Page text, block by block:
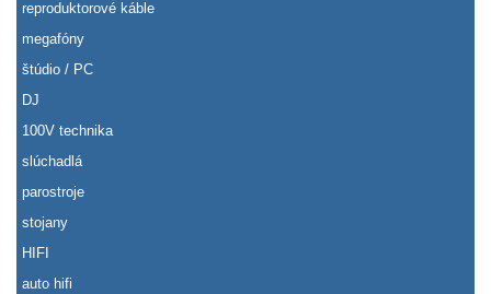
reproduktorové káble
megafóny
štúdio / PC
DJ
100V technika
slúchadlá
parostroje
stojany
HIFI
auto hifi